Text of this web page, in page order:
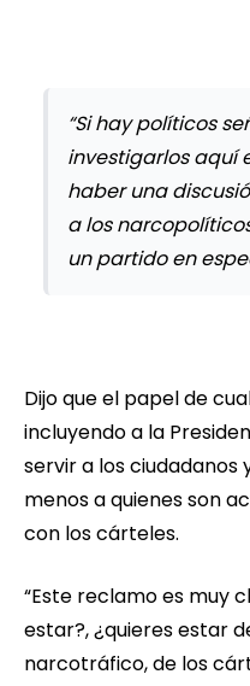
“Si hay políticos
investigarlos aquí
haber una
a los
un partido en
Dijo que el papel de
incluyendo a la
servir a los ciudadanos
menos a quienes son
con los cárteles.
“Este reclamo es muy
estar?, ¿quieres estar
narcotráfico, de los